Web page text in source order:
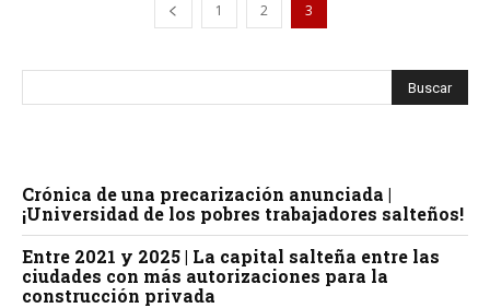
1 2 3
Crónica de una precarización anunciada |
¡Universidad de los pobres trabajadores salteños!
Entre 2021 y 2025 | La capital salteña entre las
ciudades con más autorizaciones para la
construcción privada